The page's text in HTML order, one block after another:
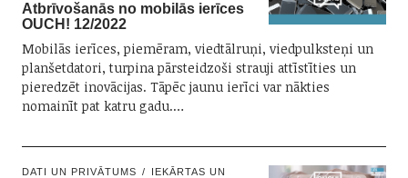
Atbrīvošanās no mobilās ierīces
OUCH! 12/2022
Mobilās ierīces, piemēram, viedtālruņi, viedpulksteņi un
planšetdatori, turpina pārsteidzoši strauji attīstīties un
pieredzēt inovācijas. Tāpēc jaunu ierīci var nākties
nomainīt pat katru gadu.…
DATI UN PRIVĀTUMS
IEKĀRTAS UN